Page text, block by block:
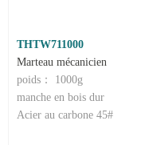
THTW711000
Marteau mécanicien
poids： 1000g
manche en bois dur
Acier au carbone 45#